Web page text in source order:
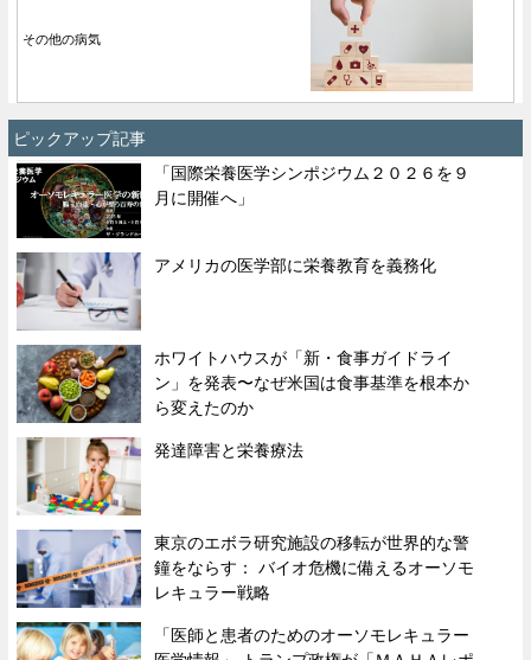
その他の病気
ピックアップ記事
「国際栄養医学シンポジウム２０２６を９
月に開催へ」
アメリカの医学部に栄養教育を義務化
ホワイトハウスが「新・食事ガイドライ
ン」を発表〜なぜ米国は食事基準を根本か
ら変えたのか
発達障害と栄養療法
東京のエボラ研究施設の移転が世界的な警
鐘をならす： バイオ危機に備えるオーソモ
レキュラー戦略
「医師と患者のためのオーソモレキュラー